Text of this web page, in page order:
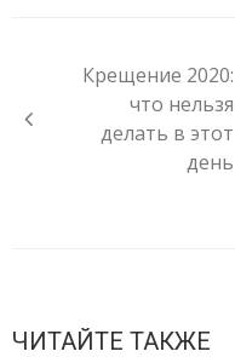
записям
Крещение 2020:
что нельзя
делать в этот
день
ЧИТАЙТЕ ТАКЖЕ